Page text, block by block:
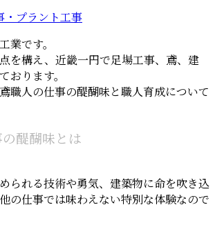
・プラント工事
業です。
を構え、近畿一円で足場工事、鳶、建
おります。
職人の仕事の醍醐味と職人育成について
醍醐味とは
られる技術や勇気、建築物に命を吹き込
の仕事では味わえない特別な体験なので